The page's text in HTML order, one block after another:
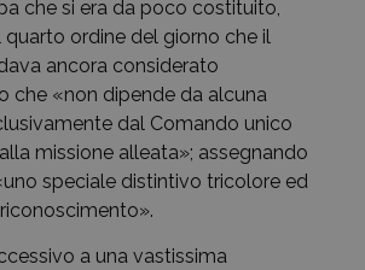
che si era da poco costituito,
quarto ordine del giorno che il
ancora considerato
che «non dipende da alcuna
dal Comando unico
missione alleata»; assegnando
speciale distintivo tricolore ed
a una vastissima